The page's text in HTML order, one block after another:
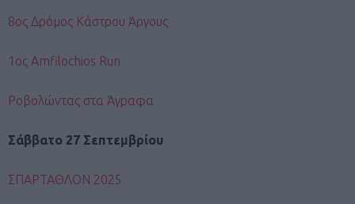
8ος Δρόμος Κάστρου Άργους
1ος Amfilochios Run
Ροβολώντας στα Άγραφα
Σάββατο 27 Σεπτεμβρίου
ΣΠΑΡΤΑΘΛΟΝ 2025